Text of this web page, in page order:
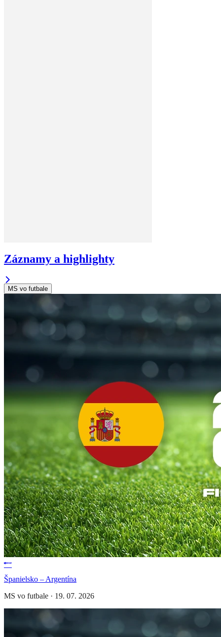
Záznamy a highlighty
MS vo futbale
Španielsko – Argentína
MS vo futbale · 19. 07. 2026